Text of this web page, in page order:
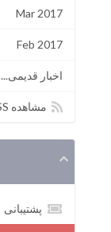
Mar 2017
Feb 2017
اخبار قدیمی...
مشاهده RSS
پشتیبانی